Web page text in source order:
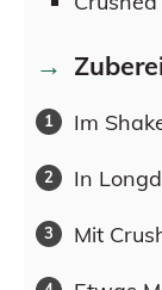
Im
In
Mit